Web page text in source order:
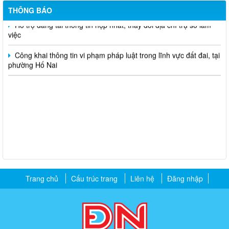
THÔNG BÁO
Hỗ trợ đăng tải thông tin hợp nhất, thay đổi địa chỉ trụ sở làm
việc
Công khai thông tin vi phạm pháp luật trong lĩnh vực đất đai, tại
phường Hố Nai
Trang chủ Cấu trúc trang Liên hệ Đăng nhập